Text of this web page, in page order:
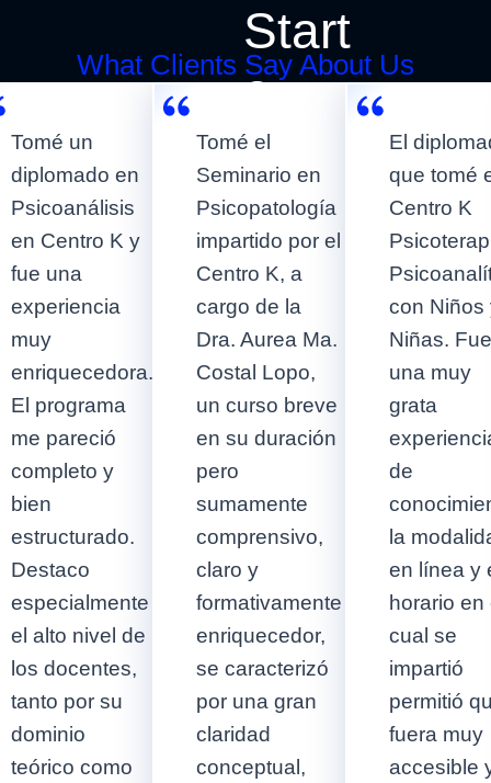
Start
a
New
Project!
Start a Project Now
What Clients Say About Us
Tomé un
diplomado en
Psicoanálisis
en Centro K y
fue una
experiencia
muy
enriquecedora.
El programa
me pareció
completo y
bien
estructurado.
Destaco
especialmente
el alto nivel de
los docentes,
tanto por su
dominio
teórico como
Tomé el
Seminario en
Psicopatología
impartido por el
Centro K, a
cargo de la
Dra. Aurea Ma.
Costal Lopo,
un curso breve
en su duración
pero
sumamente
comprensivo,
claro y
formativamente
enriquecedor,
se caracterizó
por una gran
claridad
conceptual,
El
que tomé
Centro K
con Niños
Niñas. Fue
una muy
grata
de
la
en línea y
horario en
cual se
impartió
permitió
fuera muy
accesible